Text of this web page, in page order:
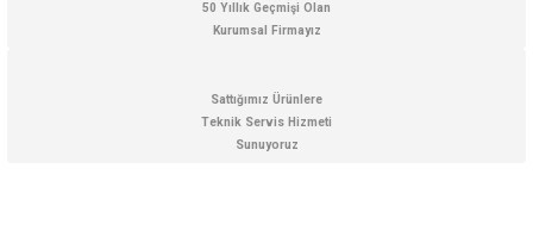
50 Yıllık Geçmişi Olan
Kurumsal Firmayız
Sattığımız Ürünlere
Teknik Servis Hizmeti
Sunuyoruz